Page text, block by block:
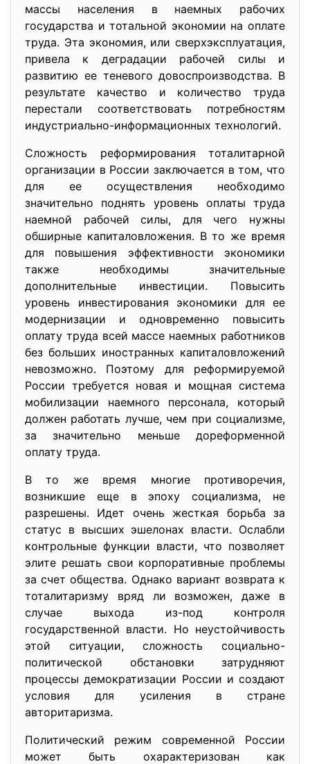
массы населения в наемных рабочих
государства и тотальной экономии на оплате
труда. Эта экономия, или сверхэксплуатация,
привела к деградации рабочей силы и
развитию ее теневого довоспроизводства. В
результате качество и количество труда
перестали соответствовать потребностям
индустриально-информационных технологий.
Сложность реформирования тоталитарной
организации в России заключается в том, что
для ее осуществления необходимо
значительно поднять уровень оплаты труда
наемной рабочей силы, для чего нужны
обширные капиталовложения. В то же время
для повышения эффективности экономики
также необходимы значительные
дополнительные инвестиции. Повысить
уровень инвестирования экономики для ее
модернизации и одновременно повысить
оплату труда всей массе наемных работников
без больших иностранных капиталовложений
невозможно. Поэтому для реформируемой
России требуется новая и мощная система
мобилизации наемного персонала, который
должен работать лучше, чем при социализме,
за значительно меньше дореформенной
оплату труда.
В то же время многие противоречия,
возникшие еще в эпоху социализма, не
разрешены. Идет очень жесткая борьба за
статус в высших эшелонах власти. Ослабли
контрольные функции власти, что позволяет
элите решать свои корпоративные проблемы
за счет общества. Однако вариант возврата к
тоталитаризму вряд ли возможен, даже в
случае выхода из-под контроля
государственной власти. Но неустойчивость
этой ситуации, сложность социально-
политической обстановки затрудняют
процессы демократизации России и создают
условия для усиления в стране
авторитаризма.
Политический режим современной России
может быть охарактеризован как